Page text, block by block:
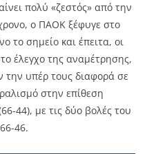
πολύ «ζεστός» από την
ο ΠΑΟΚ ξέφυγε στο
το σημείο και έπειτα, οι
έλεγχο της αναμέτρησης,
την υπέρ τους διαφορά σε
στην επίθεση
44), με τις δύο βολές του
46.